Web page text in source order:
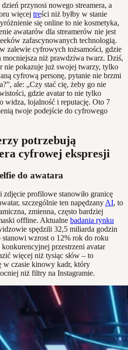
przynosi nowego streamera, a
więcej treści niż byłby w stanie
się online to nie kosmetyka,
awatarów dla streamerów nie jest
zafascynowanych technologią.
zalewie cyfrowych tożsamości, gdzie
mocniejsza niż prawdziwa twarz. Dziś,
nie pokazuje już swojej twarzy, tylko
cyfrową personę, pytanie nie brzmi
ale: „Czy stać cię, żeby go nie
gdzie avatar to nie tylko
widza, lojalność i reputację. Oto 7
twoje podejście do cyfrowego
potrzebują
cyfrowej ekspresji
do awatara
zdjęcie profilowe stanowiło granicę
szczególnie ten napędzany AI, to
zmienna, często bardziej
offline. Aktualne badania rynku
spędzili 32,5 miliarda godzin
stanowi wzrost o 12% rok do roku
przestrzeni avatar
więcej niż tysiąc słów – to
w czasie kinowy kadr, który
niż filtry na Instagramie.